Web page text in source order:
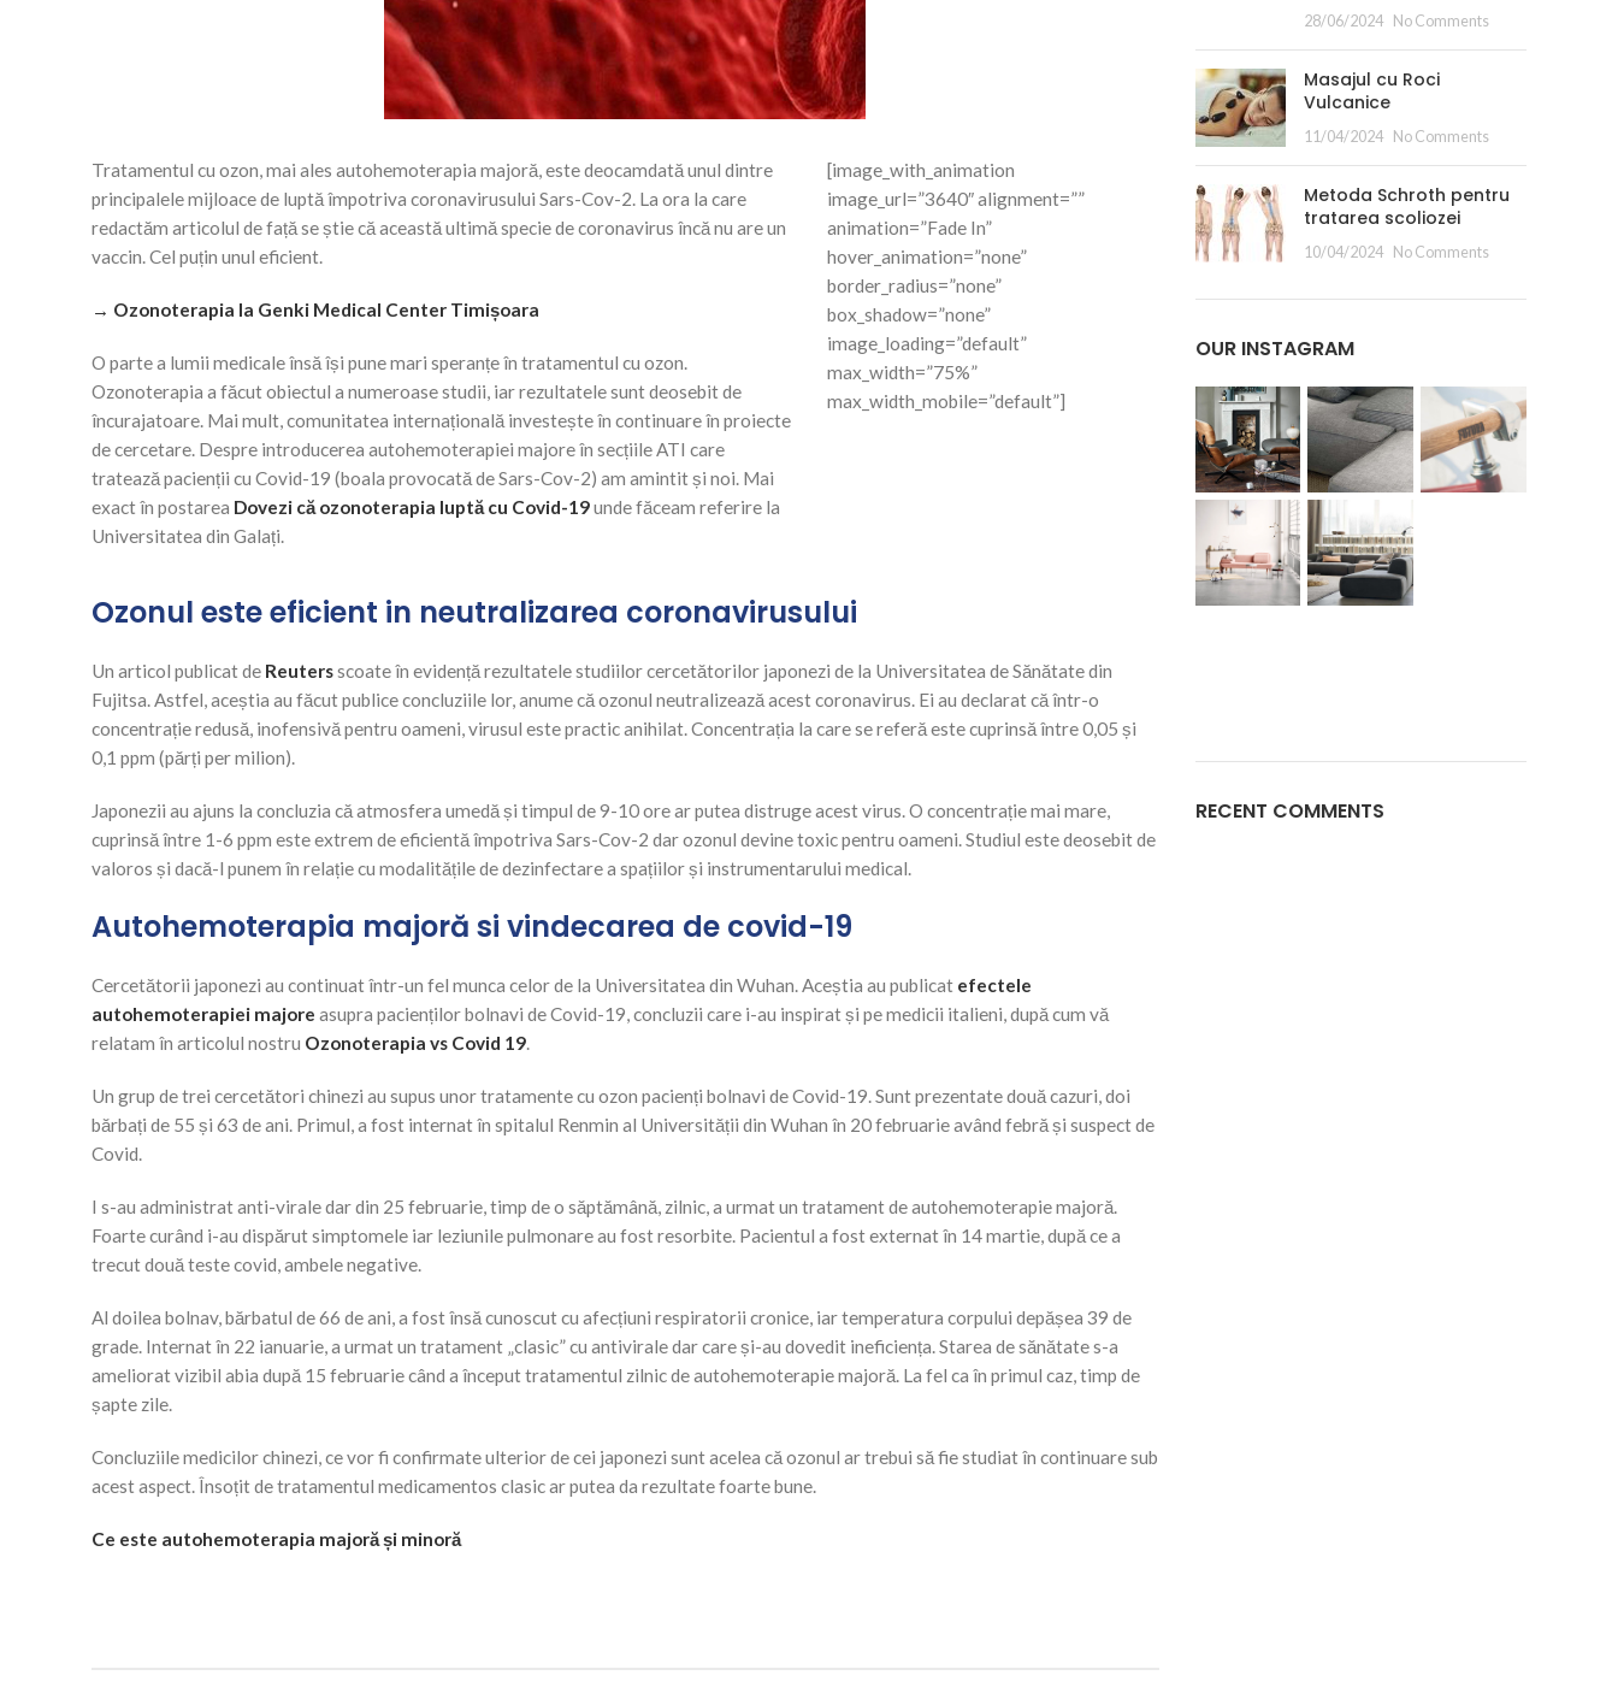
Tratamentul cu ozon, mai ales autohemoterapia majoră, este deocamdată unul dintre
principalele mijloace de luptă împotriva coronavirusului Sars-Cov-2. La ora la care
redactăm articolul de față se știe că această ultimă specie de coronavirus încă nu are un
vaccin. Cel puțin unul eficient.
→ Ozonoterapia la Genki Medical Center Timișoara
O parte a lumii medicale însă își pune mari speranțe în tratamentul cu ozon.
Ozonoterapia a făcut obiectul a numeroase studii, iar rezultatele sunt deosebit de
încurajatoare. Mai mult, comunitatea internațională investește în continuare în proiecte
de cercetare. Despre introducerea autohemoterapiei majore în secțiile ATI care
tratează pacienții cu Covid-19 (boala provocată de Sars-Cov-2) am amintit și noi. Mai
exact în postarea Dovezi că ozonoterapia luptă cu Covid-19unde făceam referire la
Universitatea din Galați.
[image_with_animation
image_url=”3640″ alignment=””
animation=”Fade In”
hover_animation=”none”
border_radius=”none”
box_shadow=”none”
image_loading=”default”
max_width=”75%”
max_width_mobile=”default”]
Ozonul este eficient in neutralizarea coronavirusului
Un articol publicat de Reutersscoate în evidență rezultatele studiilor cercetătorilor japonezi de la Universitatea de Sănătate din
Fujitsa. Astfel, aceștia au făcut publice concluziile lor, anume că ozonul neutralizează acest coronavirus. Ei au declarat că într-o
concentrație redusă, inofensivă pentru oameni, virusul este practic anihilat. Concentrația la care se referă este cuprinsă între 0,05 și
0,1 ppm (părți per milion).
Japonezii au ajuns la concluzia că atmosfera umedă și timpul de 9-10 ore ar putea distruge acest virus. O concentrație mai mare,
cuprinsă între 1-6 ppm este extrem de eficientă împotriva Sars-Cov-2 dar ozonul devine toxic pentru oameni. Studiul este deosebit de
valoros și dacă-l punem în relație cu modalitățile de dezinfectare a spațiilor și instrumentarului medical.
Autohemoterapia majoră si vindecarea de covid-19
Cercetătorii japonezi au continuat într-un fel munca celor de la Universitatea din Wuhan. Aceștia au publicat efectele
autohemoterapiei majore asupra pacienților bolnavi de Covid-19, concluzii care i-au inspirat și pe medicii italieni, după cum vă
relatam în articolul nostru Ozonoterapia vs Covid 19.
Un grup de trei cercetători chinezi au supus unor tratamente cu ozon pacienți bolnavi de Covid-19. Sunt prezentate două cazuri, doi
bărbați de 55 și 63 de ani. Primul, a fost internat în spitalul Renmin al Universității din Wuhan în 20 februarie având febră și suspect de
Covid.
I s-au administrat anti-virale dar din 25 februarie, timp de o săptămână, zilnic, a urmat un tratament de autohemoterapie majoră.
Foarte curând i-au dispărut simptomele iar leziunile pulmonare au fost resorbite. Pacientul a fost externat în 14 martie, după ce a
trecut două teste covid, ambele negative.
Al doilea bolnav, bărbatul de 66 de ani, a fost însă cunoscut cu afecțiuni respiratorii cronice, iar temperatura corpului depășea 39 de
grade. Internat în 22 ianuarie, a urmat un tratament „clasic” cu antivirale dar care și-au dovedit ineficiența. Starea de sănătate s-a
ameliorat vizibil abia după 15 februarie când a început tratamentul zilnic de autohemoterapie majoră. La fel ca în primul caz, timp de
șapte zile.
Concluziile medicilor chinezi, ce vor fi confirmate ulterior de cei japonezi sunt acelea că ozonul ar trebui să fie studiat în continuare sub
acest aspect. Însoțit de tratamentul medicamentos clasic ar putea da rezultate foarte bune.
Ce este autohemoterapia majoră și minoră
28/06/2024 No Comments
Masajul cu Roci
Vulcanice
11/04/2024 No Comments
Metoda Schroth pentru
tratarea scoliozei
10/04/2024 No Comments
OUR INSTAGRAM
RECENT COMMENTS